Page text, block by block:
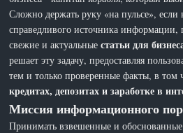
Сложно держать руку «на пульсе», если
справедливого источника информации,
свежие и актуальныестатьи для
решает эту задачу, предоставляя
тем и только проверенные факты, в том
кредитах, депозитах и заработке в
Миссия информационного
Принимать взвешенные и